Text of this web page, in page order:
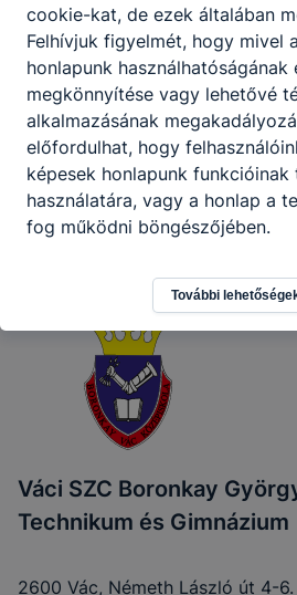
Váci SZC Boronkay
Technikum és Gimnázium
2600 Vác, Németh László út 4-6.
cookie-kat, de ezek általában
Felhívjuk figyelmét, hogy mivel
honlapunk
megkönnyítése vagy lehetővé
alkalmazásának
előfordulhat, hogy
képesek honlapunk funkcióinak
használatára, vagy a honlap a
fog működni böngészőjében.
További